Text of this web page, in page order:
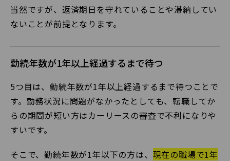
当然ですが、返済期日を守れていることや滞納してい
ないことが前提となります。
勤続年数が1年以上経過するまで待つ
5つ目は、勤続年数が1年以上経過するまで待つことで
す。勤務状況に問題がなかったとしても、転職してか
らの期間が短い方はカーリースの審査で不利になりや
すいです。
そこで、勤続年数が1年以下の方は、 現在の職場で1年